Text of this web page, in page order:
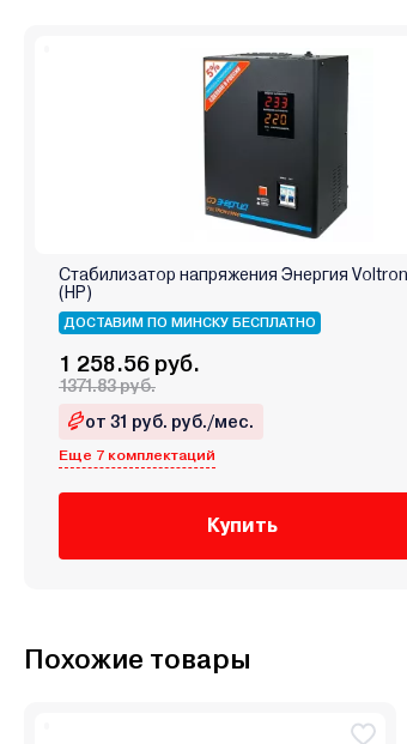
Стабилизатор напряжения Энергия
(HP)
ДОСТАВИМ ПО МИНСКУ БЕСПЛАТНО
1 258.56 руб.
1371.83 руб.
от 31 руб. руб./мес.
Еще 7 комплектаций
Купить
Похожие товары